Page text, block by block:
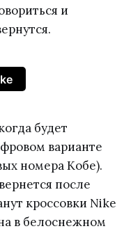
и
будет
варианте
номера Кобе).
после
кроссовки Nike
в белоснежном